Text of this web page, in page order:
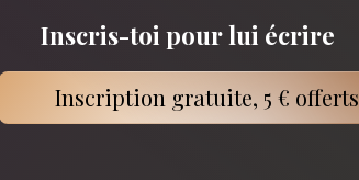
Inscris-toi pour lui écrire
Inscription gratuite, 5 € offerts